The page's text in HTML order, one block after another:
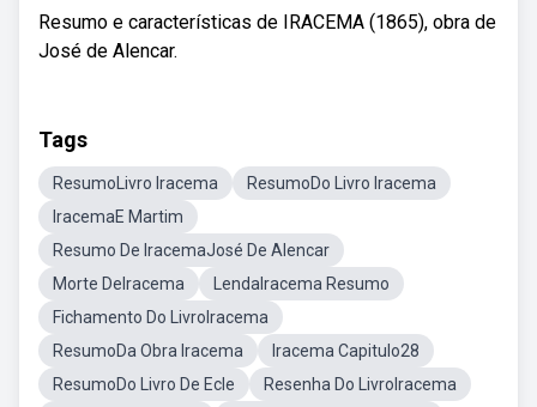
Resumo e características de IRACEMA (1865), obra de
José de Alencar.
Tags
ResumoLivro Iracema
ResumoDo Livro Iracema
IracemaE Martim
Resumo De IracemaJosé De Alencar
Morte DeIracema
LendaIracema Resumo
Fichamento Do LivroIracema
ResumoDa Obra Iracema
Iracema Capitulo28
ResumoDo Livro De Ecle
Resenha Do LivroIracema